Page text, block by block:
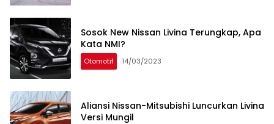
Sosok New Nissan Livina Terungkap, Apa
Kata NMI?
Otomotif 14/03/2023
Aliansi Nissan-Mitsubishi Luncurkan Livina
Versi Mungil